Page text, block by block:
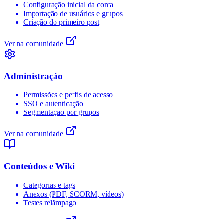
Configuração inicial da conta
Importação de usuários e grupos
Criação do primeiro post
Ver na comunidade
Administração
Permissões e perfis de acesso
SSO e autenticação
Segmentação por grupos
Ver na comunidade
Conteúdos e Wiki
Categorias e tags
Anexos (PDF, SCORM, vídeos)
Testes relâmpago